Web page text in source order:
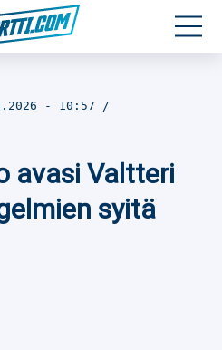
- 10:57
avasi Valtteri
syitä